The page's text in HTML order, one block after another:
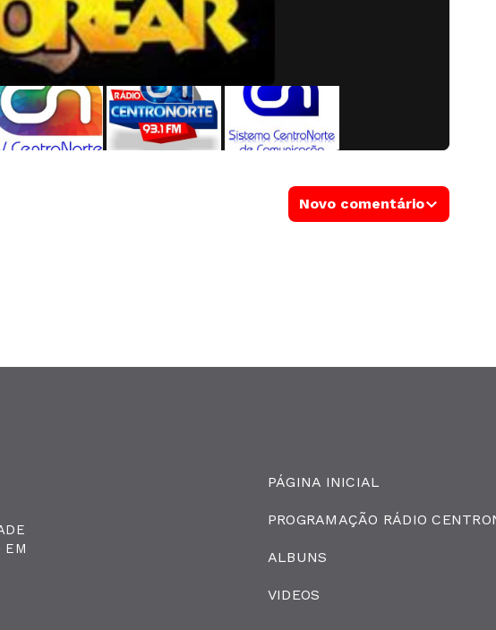
Novo comentário
EM
PÁGINA INICIAL
PROGRAMAÇÃO RÁDIO
ALBUNS
VIDEOS